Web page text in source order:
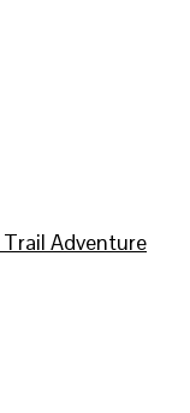
Adventure